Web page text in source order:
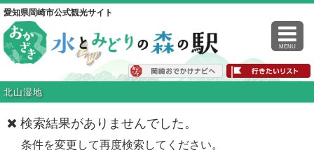
愛知県岡崎市公式観光サイト
MENU
北山湿地
検索結果がありませんでした。
条件を変更して再度検索してください。